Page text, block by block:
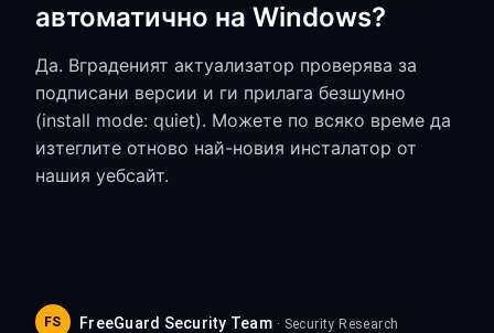
автоматично на Windows?
Да. Вграденият актуализатор проверява за
подписани версии и ги прилага безшумно
(install mode: quiet). Можете по всяко време да
изтеглите отново най-новия инсталатор от
нашия уебсайт.
FS FreeGuard Security Team · Security Research